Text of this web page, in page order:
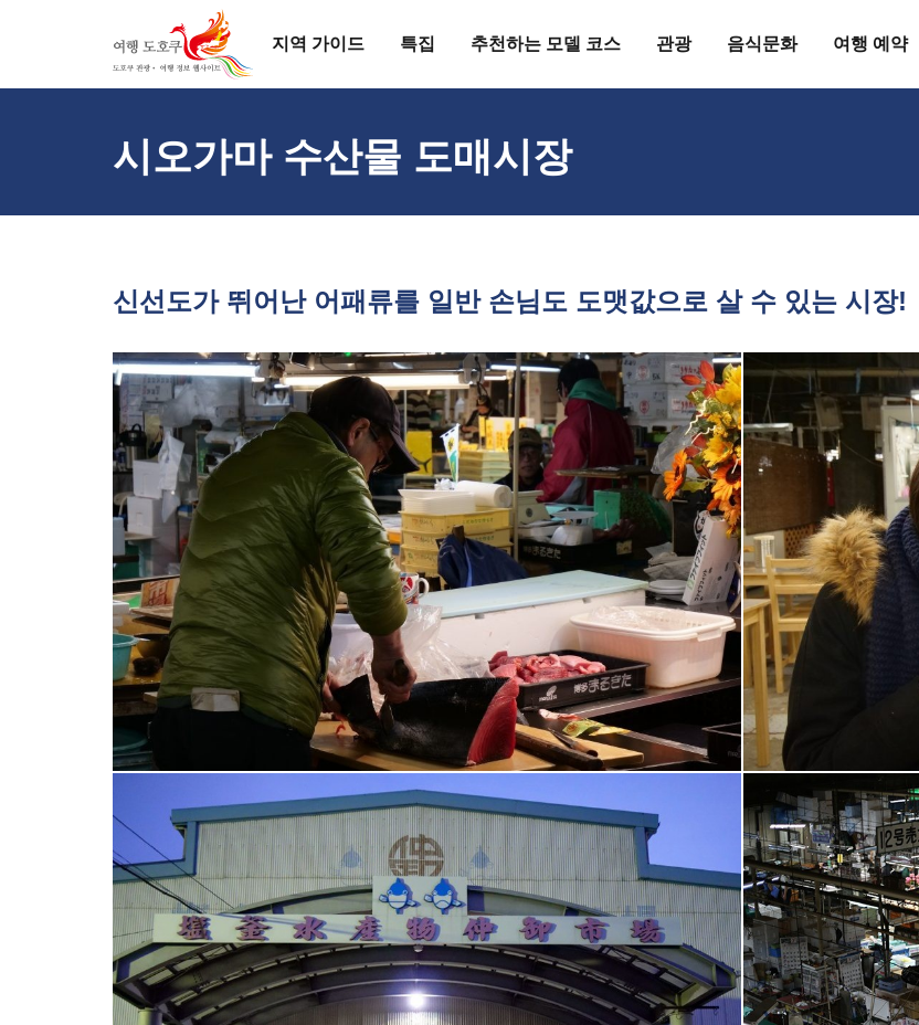
지역 가이드 특집 추천하는 모델 코스 관광 음식문화 여행 예약
시오가마 수산물 도매시장
신선도가 뛰어난 어패류를 일반 손님도 도맷값으로 살 수 있는 시장!